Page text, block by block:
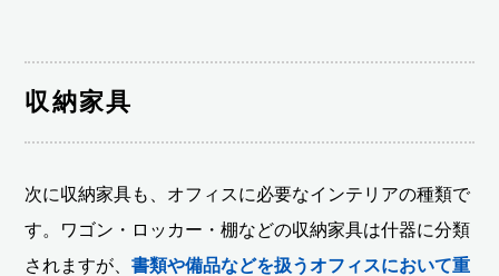
収納家具
次に収納家具も、オフィスに必要なインテリアの種類で
す。ワゴン・ロッカー・棚などの収納家具は什器に分類
されますが、書類や備品などを扱うオフィスにおいて重